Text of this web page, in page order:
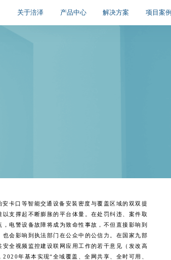
关于涪泽 产品中心 解决方案 项目案例
卡口等智能交通设备安装密度与覆盖区域的双双提
支撑起不断膨胀的平台体量。在处罚纠违、案件取
电警设备故障将成为致命性事故，不但直接影响到
会影响到执法部门在公众中的公信力。在国家九部
全视频监控建设联网应用工作的若干意见（发改高
年基本实现“全域覆盖、全网共享、全时可用、